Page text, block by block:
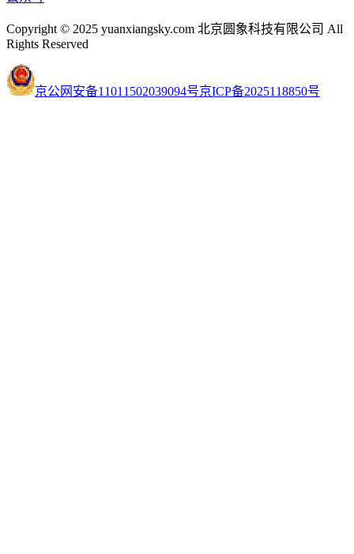
Copyright © 2025 yuanxiangsky.com 北京圆象科技有限公司 All
Rights Reserved
京公网安备11011502039094号京ICP备2025118850号